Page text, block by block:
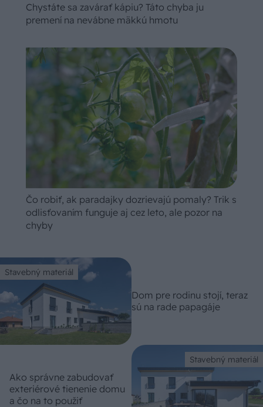
Chystáte sa zavárať kápiu? Táto chyba ju
premení na nevábne mäkkú hmotu
Čo robiť, ak paradajky dozrievajú pomaly? Trik s
odlisťovaním funguje aj cez leto, ale pozor na
chyby
Stavebný materiál
Dom pre rodinu stojí, teraz
sú na rade papagáje
Stavebný materiál
Ako správne zabudovať
exteriérové tienenie domu
a čo na to použiť